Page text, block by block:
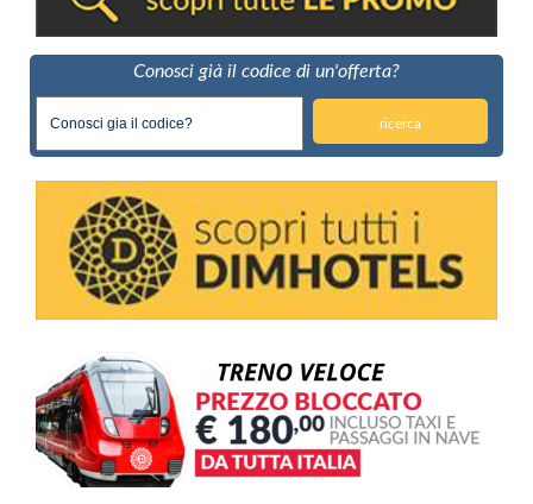
Conosci già il codice di un'offerta?
ricerca